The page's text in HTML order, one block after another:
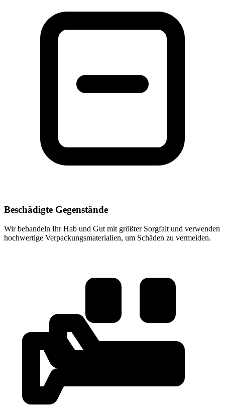
Beschädigte Gegenstände
Wir behandeln Ihr Hab und Gut mit größter Sorgfalt und verwenden
hochwertige Verpackungsmaterialien, um Schäden zu vermeiden.